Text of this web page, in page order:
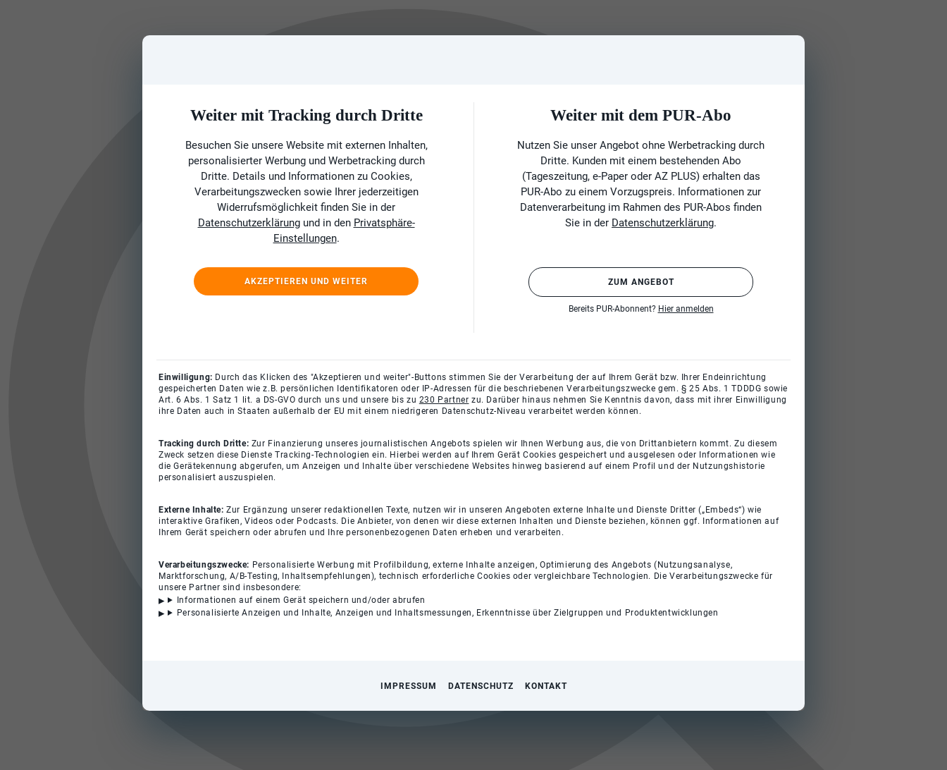
Weiter mit Tracking durch Dritte
Besuchen Sie unsere Website mit externen Inhalten,
personalisierter Werbung und Werbetracking durch
Dritte. Details und Informationen zu Cookies,
Verarbeitungszwecken sowie Ihrer jederzeitigen
Widerrufsmöglichkeit finden Sie in der
Datenschutzerklärungund in den Privatsphäre-
Einstellungen.
AKZEPTIEREN UND WEITER
Weiter mit dem PUR-Abo
Nutzen Sie unser Angebot ohne Werbetracking durch
Dritte. Kunden mit einem bestehenden Abo
(Tageszeitung, e-Paper oder AZ PLUS) erhalten das
PUR-Abo zu einem Vorzugspreis. Informationen zur
Datenverarbeitung im Rahmen des PUR-Abos finden
Sie in der Datenschutzerklärung.
ZUM ANGEBOT
Bereits PUR-Abonnent? Hier anmelden
Einwilligung: Durch das Klicken des "Akzeptieren und weiter"-Buttons stimmen Sie der Verarbeitung der auf Ihrem Gerät bzw. Ihrer Endeinrichtung
gespeicherten Daten wie z.B. persönlichen Identifikatoren oder IP-Adressen für die beschriebenen Verarbeitungszwecke gem. § 25 Abs. 1 TDDDG sowie
Art. 6 Abs. 1 Satz 1 lit. a DS-GVO durch uns und unsere bis zu 230 Partner zu. Darüber hinaus nehmen Sie Kenntnis davon, dass mit ihrer Einwilligung
ihre Daten auch in Staaten außerhalb der EU mit einem niedrigeren Datenschutz-Niveau verarbeitet werden können.
Tracking durch Dritte: Zur Finanzierung unseres journalistischen Angebots spielen wir Ihnen Werbung aus, die von Drittanbietern kommt. Zu diesem
Zweck setzen diese Dienste Tracking-Technologien ein. Hierbei werden auf Ihrem Gerät Cookies gespeichert und ausgelesen oder Informationen wie
die Gerätekennung abgerufen, um Anzeigen und Inhalte über verschiedene Websites hinweg basierend auf einem Profil und der Nutzungshistorie
personalisiert auszuspielen.
Externe Inhalte:Zur Ergänzung unserer redaktionellen Texte, nutzen wir in unseren Angeboten externe Inhalte und Dienste Dritter („Embeds“) wie
interaktive Grafiken, Videos oder Podcasts. Die Anbieter, von denen wir diese externen Inhalten und Dienste beziehen, können ggf. Informationen auf
Ihrem Gerät speichern oder abrufen und Ihre personenbezogenen Daten erheben und verarbeiten.
Verarbeitungszwecke: Personalisierte Werbung mit Profilbildung, externe Inhalte anzeigen, Optimierung des Angebots (Nutzungsanalyse,
Marktforschung, A/B-Testing, Inhaltsempfehlungen), technisch erforderliche Cookies oder vergleichbare Technologien. Die Verarbeitungszwecke für
unsere Partner sind insbesondere:
Informationen auf einem Gerät speichern und/oder abrufen
Personalisierte Anzeigen und Inhalte, Anzeigen und Inhaltsmessungen, Erkenntnisse über Zielgruppen und Produktentwicklungen
IMPRESSUM DATENSCHUTZ KONTAKT